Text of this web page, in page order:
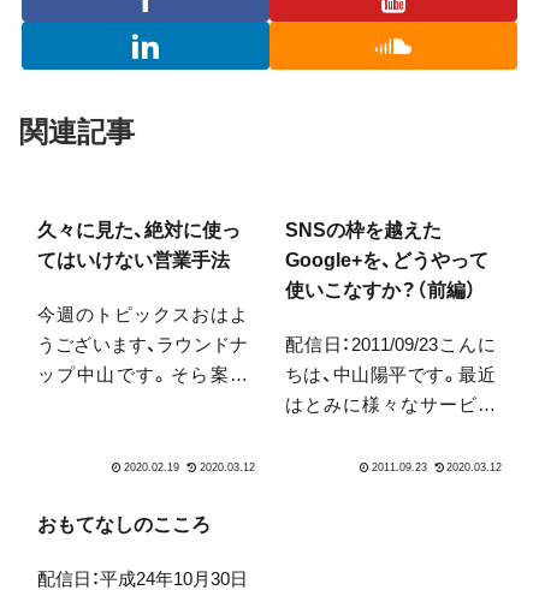
関連記事
久々に見た、絶対に使っ
てはいけない営業手法
今週のトピックスおはよ
うございます、ラウンドナ
ップ中山です。そら案内
一方「これでまだ2なの
す。さて、今回はTwitterに
掘り下げたいと思いま
SNSの枠を越えた
Google+を、どうやって
使いこなすか？（前編）
配信日：2011/09/23こんに
ちは、中山陽平です。最近
はとみに様々なサービス
わくしています。どんな
おもてなしのこころ
配信日：平成24年10月30日